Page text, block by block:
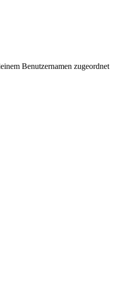
Benutzernamen zugeordnet